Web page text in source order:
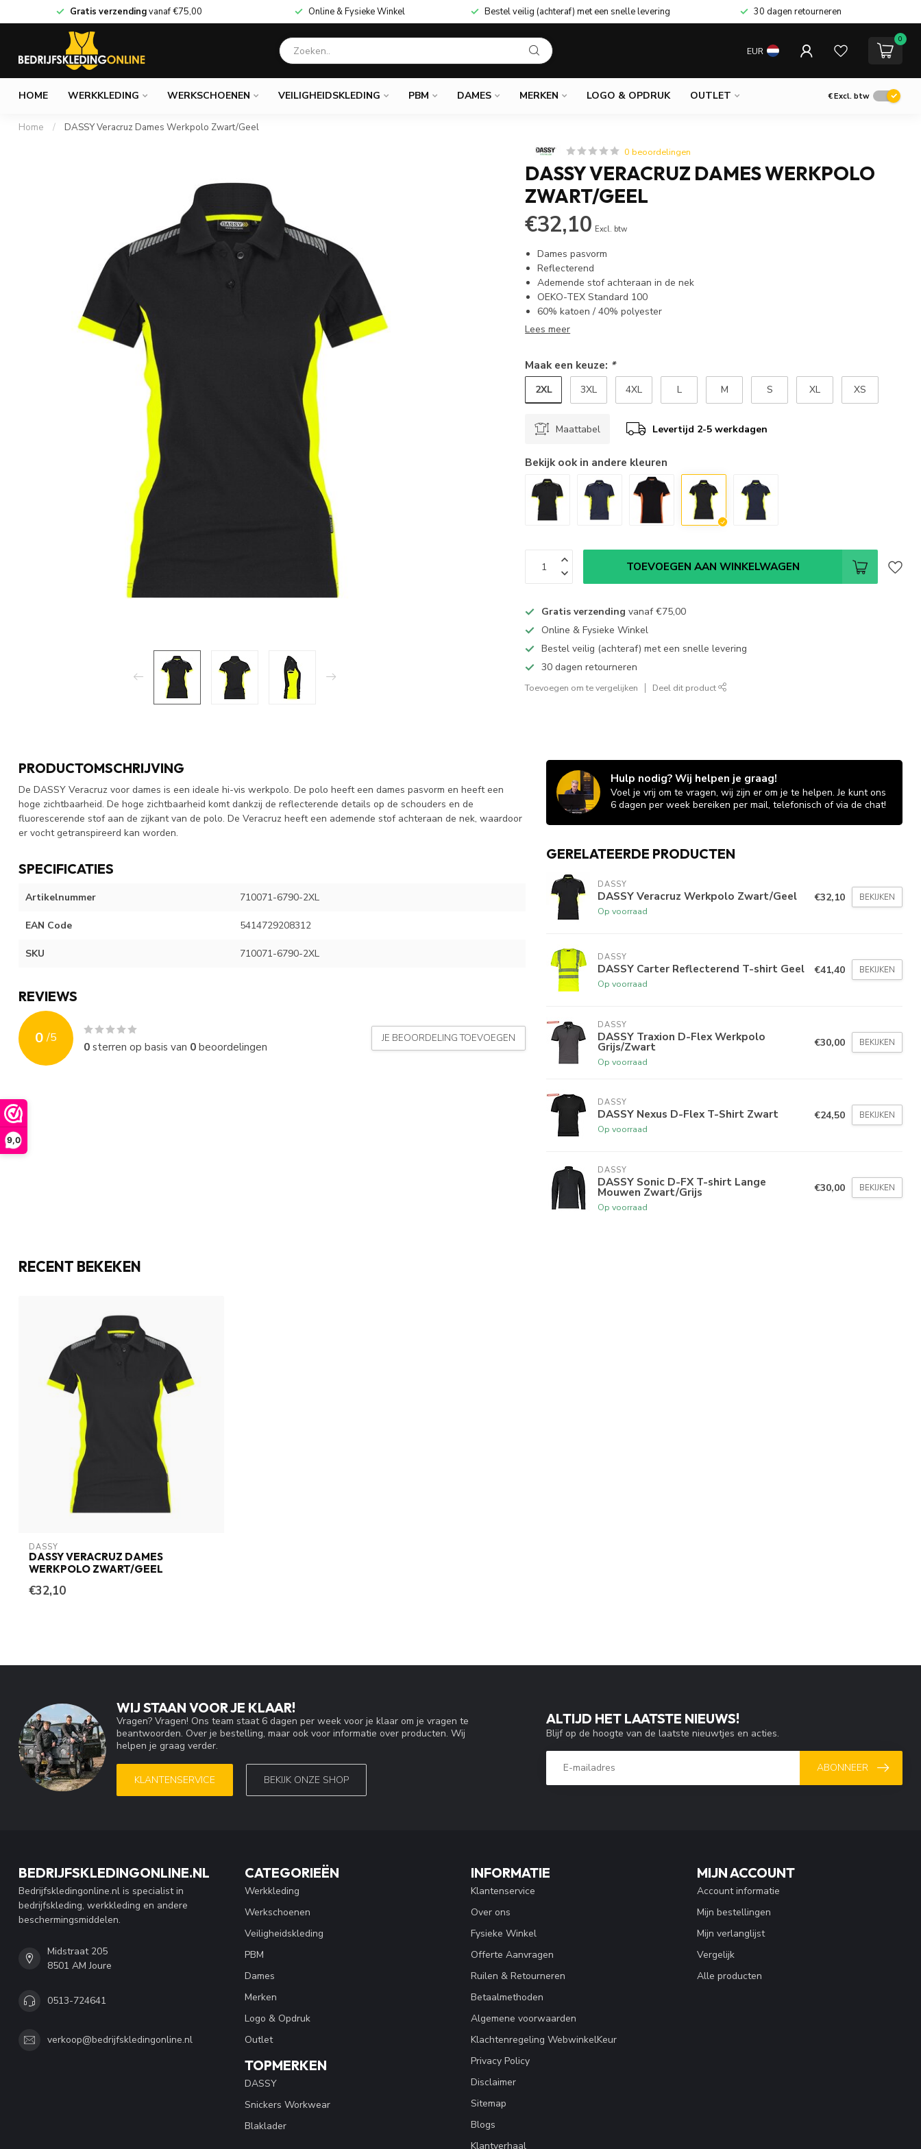
9,0
Gratis verzendingvanaf€75,00 Online & Fysieke Winkel Bestel veilig (achteraf) met een snelle levering 30 dagen retourneren
EUR
0
HOME WERKKLEDING WERKSCHOENEN VEILIGHEIDSKLEDING PBM DAMES MERKEN LOGO & OPDRUK OUTLET €Excl. btw
Home / DASSY Veracruz Dames Werkpolo Zwart/Geel
0 beoordelingen
DASSY VERACRUZ DAMES WERKPOLO
ZWART/GEEL
€32,10 Excl. btw
Dames pasvorm
Reflecterend
Ademende stof achteraan in de nek
OEKO-TEX Standard 100
60% katoen / 40% polyester
Lees meer
Maak een keuze: *
2XL 3XL 4XL L M S XL XS
Maattabel Levertijd 2-5 werkdagen
Bekijk ook in andere kleuren
TOEVOEGEN AAN WINKELWAGEN
Gratis verzending vanaf€75,00
Online & Fysieke Winkel
Bestel veilig (achteraf) met een snelle levering
30 dagen retourneren
Toevoegen om te vergelijken Deel dit product
PRODUCTOMSCHRIJVING
De DASSY Veracruz voor dames is een ideale hi-vis werkpolo. De polo heeft een dames pasvorm en heeft een
hoge zichtbaarheid. De hoge zichtbaarheid komt dankzij de reflecterende details op de schouders en de
fluorescerende stof aan de zijkant van de polo. De Veracruz heeft een ademende stof achteraan de nek, waardoor
er vocht getranspireerd kan worden.
SPECIFICATIES
Artikelnummer 710071-6790-2XL
EAN Code 5414729208312
SKU 710071-6790-2XL
REVIEWS
0 /5
0sterren op basis van 0beoordelingen
JE BEOORDELING TOEVOEGEN
Hulp nodig? Wij helpen je graag!
Voel je vrij om te vragen, wij zijn er om je te helpen. Je kunt ons
6 dagen per week bereiken per mail, telefonisch of via de chat!
GERELATEERDE PRODUCTEN
DASSY
DASSY Veracruz Werkpolo Zwart/Geel
Op voorraad
€32,10 BEKIJKEN
DASSY
DASSY Carter Reflecterend T-shirt Geel
Op voorraad
€41,40 BEKIJKEN
DASSY
DASSY Traxion D-Flex Werkpolo
Grijs/Zwart
Op voorraad
€30,00 BEKIJKEN
DASSY
DASSY Nexus D-Flex T-Shirt Zwart
Op voorraad
€24,50 BEKIJKEN
DASSY
DASSY Sonic D-FX T-shirt Lange
Mouwen Zwart/Grijs
Op voorraad
€30,00 BEKIJKEN
RECENT BEKEKEN
DASSY
DASSY VERACRUZ DAMES
WERKPOLO ZWART/GEEL
€32,10
WIJ STAAN VOOR JE KLAAR!
Vragen? Vragen! Ons team staat 6 dagen per week voor je klaar om je vragen te
beantwoorden. Over je bestelling, maar ook voor informatie over producten. Wij
helpen je graag verder.
KLANTENSERVICE BEKIJK ONZE SHOP
ALTIJD HET LAATSTE NIEUWS!
Blijf op de hoogte van de laatste nieuwtjes en acties.
ABONNEER
BEDRIJFSKLEDINGONLINE.NL
Bedrijfskledingonline.nl is specialist in
bedrijfskleding, werkkleding en andere
beschermingsmiddelen.
Midstraat 205
8501 AM Joure
0513-724641
verkoop@bedrijfskledingonline.nl
CATEGORIEËN
Werkkleding
Werkschoenen
Veiligheidskleding
PBM
Dames
Merken
Logo & Opdruk
Outlet
TOPMERKEN
DASSY
Snickers Workwear
Blaklader
INFORMATIE
Klantenservice
Over ons
Fysieke Winkel
Offerte Aanvragen
Ruilen & Retourneren
Betaalmethoden
Algemene voorwaarden
Klachtenregeling WebwinkelKeur
Privacy Policy
Disclaimer
Sitemap
Blogs
Klantverhaal
MIJN ACCOUNT
Account informatie
Mijn bestellingen
Mijn verlanglijst
Vergelijk
Alle producten